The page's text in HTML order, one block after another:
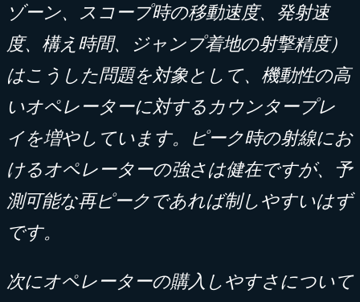
ゾーン、スコープ時の移動速度、発射速
度、構え時間、ジャンプ着地の射撃精度）
はこうした問題を対象として、機動性の高
いオペレーターに対するカウンタープレ
イを増やしています。ピーク時の射線にお
けるオペレーターの強さは健在ですが、予
測可能な再ピークであれば制しやすいはず
です。
次にオペレーターの購入しやすさについて